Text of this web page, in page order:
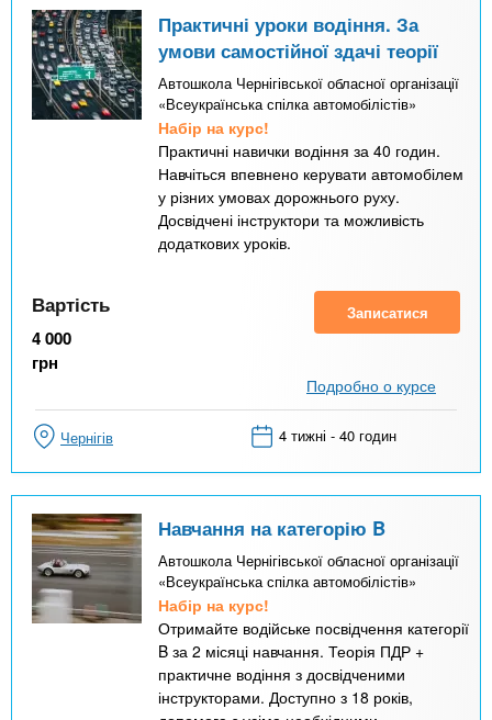
Практичні уроки водіння. За
умови самостійної здачі теорії
Автошкола Чернігівської обласної організації
«Всеукраїнська спілка автомобілістів»
Набір на курс!
Практичні навички водіння за 40 годин.
Навчіться впевнено керувати автомобілем
у різних умовах дорожнього руху.
Досвідчені інструктори та можливість
додаткових уроків.
Вартість
4 000
грн
Записатися
Подробно о курсе
Чернігів 4 тижні - 40 годин
Навчання на категорію B
Автошкола Чернігівської обласної організації
«Всеукраїнська спілка автомобілістів»
Набір на курс!
Отримайте водійське посвідчення категорії
B за 2 місяці навчання. Теорія ПДР +
практичне водіння з досвідченими
інструкторами. Доступно з 18 років,